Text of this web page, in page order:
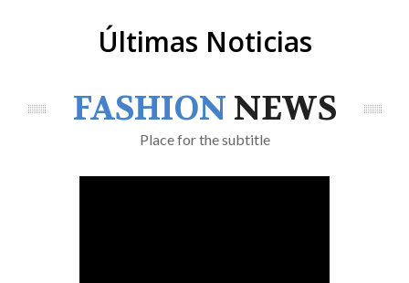
Últimas Noticias
FASHION NEWS
Place for the subtitle